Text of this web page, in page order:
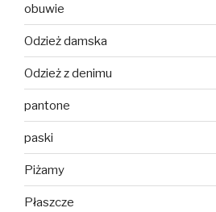
obuwie
Odzież damska
Odzież z denimu
pantone
paski
Piżamy
Płaszcze